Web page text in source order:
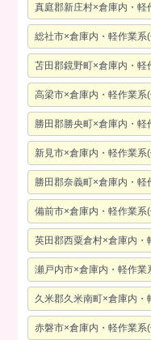
真庭郡新庄村×倉庫内・
総社市×倉庫内・軽作業
苫田郡鏡野町×倉庫内・
高梁市×倉庫内・軽作業
勝田郡勝央町×倉庫内・
新見市×倉庫内・軽作業
勝田郡奈義町×倉庫内・
備前市×倉庫内・軽作業
英田郡西粟倉村×倉庫内
瀬戸内市×倉庫内・軽作
久米郡久米南町×倉庫内
赤磐市×倉庫内・軽作業